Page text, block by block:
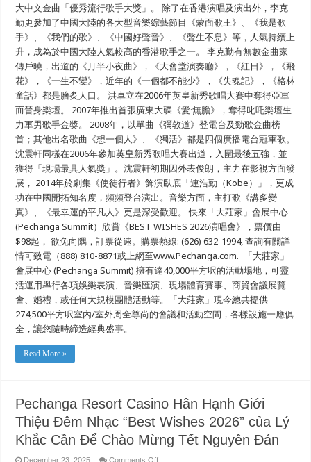
李
克
勤
《BEST
WISHES
2026
演
唱
會》
同
慶
農
暦
新
年
大中文金曲「優秀流行歌手大獎」。 除了在香港演唱及演出外，李克
勤更參加了中國大陸的各大型音樂綜藝節目《蒙面歌王》、《我是歌
手》、《我們的歌》、《中國好聲音》、《聲生不息》等，人氣持續上
升，成為於中國大陸人氣較高的香港歌手之一。 李克勤有無數金曲家
傳戶曉，出道的《月半小夜曲》，《大會堂演奏廳》，《紅日》，《飛
花》，《一生不變》，近年的《一個都不能少》，《失魂記》，《格林
童話》都是膾炙人口。 洪卓立在2006年英皇新秀歌唱大賽中奪得亞軍
而晉身樂壇。 2007年推出首張廣東大碟《愛·無膽》，奪得叱吒樂壇生
力軍男歌手金獎。 2008年，以單曲《彌敦道》登電台及勁歌金曲榜
首；其他出名歌曲《想一個人》、《獨活》都是四個廣播電台冠軍歌。
沈震軒同樣在2006年參加英皇新秀歌唱大賽出道，入圍最後五強，並
獲得「現場最具人氣獎」。沈震軒初期因外表俊朗，主力在影視方面發
展， 2014年於劇集《使徒行者》飾演臥底「連浩勤（Kobe）」，更成
功在中國開拓知名度，頻頻登台演出。音樂方面，主打歌《講多變
真》、《最幸運的平凡人》更是深受歡迎。 快來「大莊家」會展中心
(Pechanga Summit）欣賞《BEST WISHES 2026演唱會》，票價由
$98起， 欲免向隅，訂票從速。購票熱線: (626) 632-1994, 查詢有關詳
情可致電（888) 810-8871或上網至www.Pechanga.com. 「大莊家」
會展中心 (Pechanga Summit) 擁有達40,000平方呎的活動場地，可靈
活運用舉行各項娛樂表演、音樂匯演、現場體育賽事、商貿會議展覽
會、婚禮，或任何大規模團體活動等。「大莊家」現今總共提供
274,500平方呎室內/室外周全尊尚的會議和活動空間，各樣設施一應俱
全，讓您隨時締造經典盛事。
Read More »
Pechanga Resort Casino Hân Hạnh Giới
Thiệu Đêm Nhạc “Best Wishes 2026” của Lý
Khắc Cần Để Chào Mừng Tết Nguyên Đán
December 23, 2025 Comments Offon